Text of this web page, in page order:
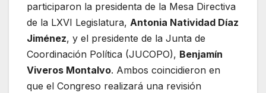
participaron la presidenta de la Mesa Directiva
de la LXVI Legislatura, Antonia Natividad Díaz
Jiménez, y el presidente de la Junta de
Coordinación Política (JUCOPO), Benjamín
Viveros Montalvo. Ambos coincidieron en
que el Congreso realizará una revisión